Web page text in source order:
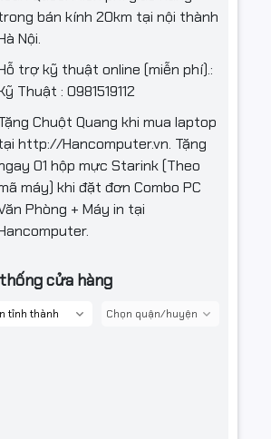
bán kính 20km tại nội thành
Nội.
trợ kỹ thuật online (miễn phí).:
Thuật : 0981519112
Chuột Quang khi mua laptop
http://Hancomputer.vn. Tặng
01 hộp mực Starink (Theo
máy) khi đặt đơn Combo PC
Phòng + Máy in tại
cửa hàng